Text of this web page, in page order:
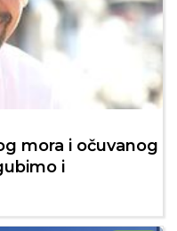
mora i očuvanog
i